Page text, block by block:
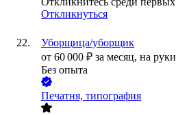
Откликнуться
Уборщица/уборщик
от 60 000 ₽ за месяц, на руки
Без опыта
Печатня, типография